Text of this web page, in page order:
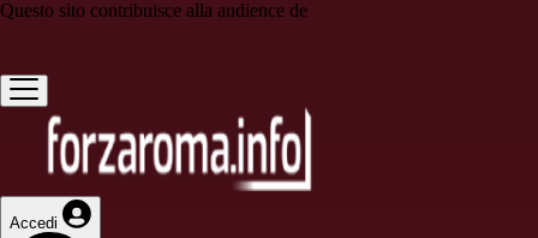
Questo sito contribuisce alla audience de
Accedi